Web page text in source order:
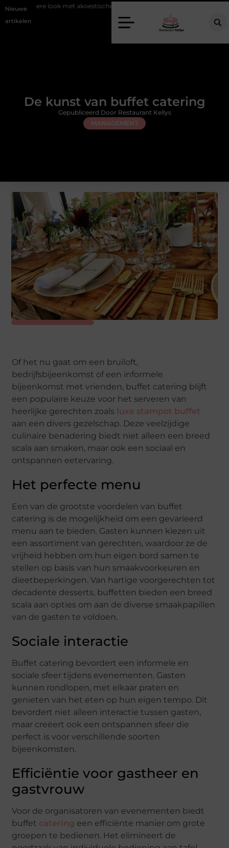
Nieuwe
artikelen
met akoestische panelen Aziatisch restaurant Rotterdam: ontdek
De kunst van buffet catering
MANAGEMENT
Gepubliceerd Door Restaurant Kellys
Of het nu gaat om een bruiloft,
bedrijfsbijeenkomst of een informele
bijeenkomst met vrienden, buffet catering blijft
een populaire keuze voor het serveren van
heerlijke gerechten zoals
luxe stampot buffet
aan een divers gezelschap. Deze veelzijdige
culinaire benadering biedt niet alleen een breed
scala aan smaken, maar ook een sociaal en
ontspannen eetervaring.
Het perfecte menu
Een van de grootste voordelen van buffet
catering is de mogelijkheid om een gevarieerd
menu aan te bieden. Gasten kunnen kiezen uit
een assortiment van gerechten, waardoor ze de
vrijheid hebben om hun eigen bord samen te
stellen op basis van hun smaakvoorkeuren en
dieetbeperkingen. Van hartige voorgerechten tot
decadente desserts, buffetten bieden een breed
scala aan opties om aan de diverse smaakpapillen
van de gasten te voldoen.
Sociale interactie
Buffet catering bevordert een informele en
sociale sfeer tijdens evenementen. Gasten
kunnen rondlopen, met elkaar praten en
genieten van het eten op hun eigen tempo. Dit
bevordert niet alleen interactie tussen gasten,
maar creëert ook een ontspannen sfeer die
perfect is voor verschillende soorten
bijeenkomsten.
Efficiëntie voor gastheer en
gastvrouw
Voor de organisatoren van evenementen biedt
buffet catering een efficiënte manier om grote
groepen te bedienen. Het elimineert de